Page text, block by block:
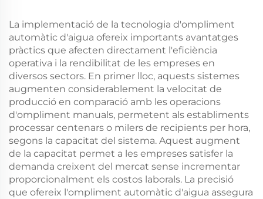
La implementació de la tecnologia d'ompliment
automàtic d'aigua ofereix importants avantatges
pràctics que afecten directament l'eficiència
operativa i la rendibilitat de les empreses en
diversos sectors. En primer lloc, aquests sistemes
augmenten considerablement la velocitat de
producció en comparació amb les operacions
d'ompliment manuals, permetent als establiments
processar centenars o milers de recipients per hora,
segons la capacitat del sistema. Aquest augment
de la capacitat permet a les empreses satisfer la
demanda creixent del mercat sense incrementar
proporcionalment els costos laborals. La precisió
que ofereix l'ompliment automàtic d'aigua assegura